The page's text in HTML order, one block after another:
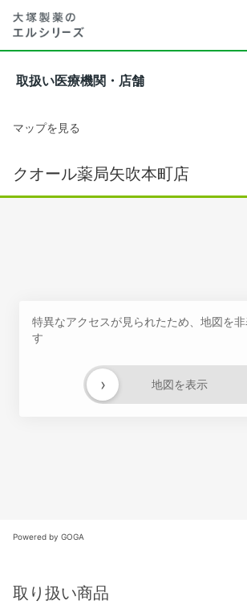
取扱い医療機関・店舗
マップを見る
クオール薬局矢吹本町店
特異なアクセスが見られたため、地図を
す
地図を表示
›
Powered by GOGA
取り扱い商品